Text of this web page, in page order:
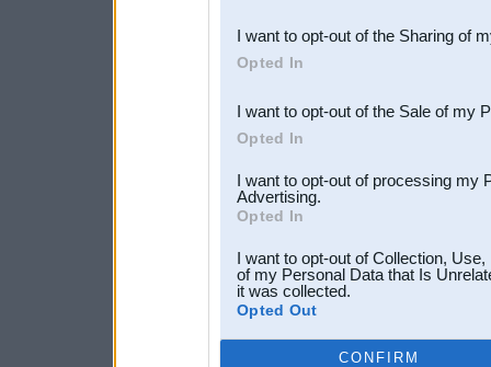
Downstream Participants
third parties.
I want to opt-out of the Sharing of
Opted In
I want to opt-out of the Sale of my
Opted In
I want to opt-out of processing my
Advertising.
Opted In
I want to opt-out of Collection,
of my Personal Data that Is
it was collected.
Opted Out
CONFIRM